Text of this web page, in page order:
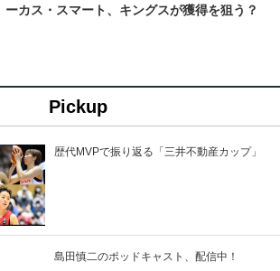
ーカス・スマート、キングスが獲得を狙う？
Pickup
歴代MVPで振り返る「三井不動産カップ」
島田慎二のポッドキャスト、配信中！